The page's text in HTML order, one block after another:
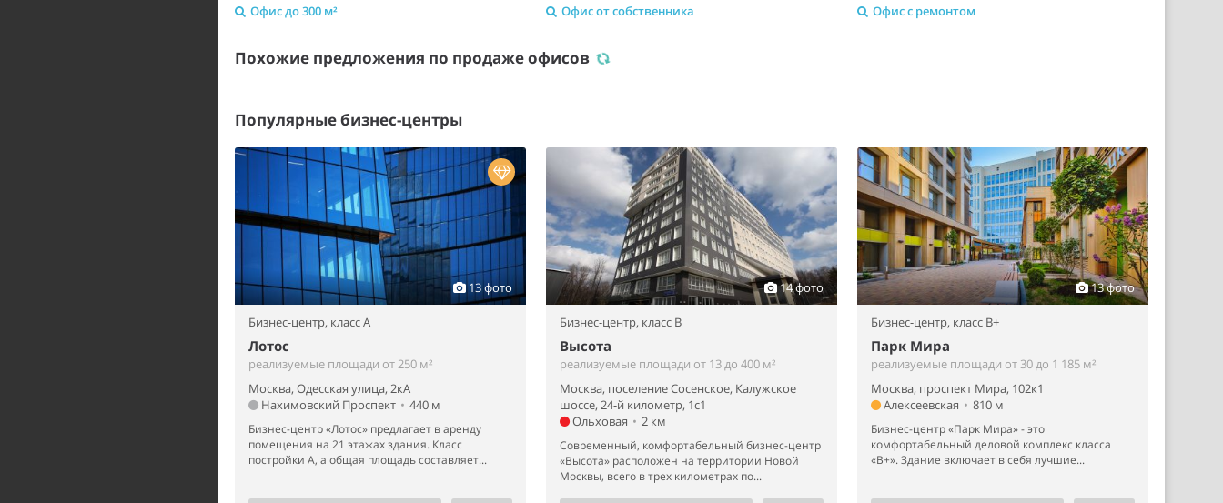
Офис до 300 м²
Офис от собственника Офис с ремонтом
Похожие предложения по продаже офисов
Популярные бизнес-центры
13 фото
Бизнес-центр, класс A
Лотос
реализуемые площади от 250 м²
Москва, Одесская улица, 2кА
Нахимовский Проспект • 440 м
Бизнес-центр «Лотос» предлагает в аренду
помещения на 21 этажах здания. Класс
постройки А, а общая площадь составляет...
14 фото
Бизнес-центр, класс B
Высота
реализуемые площади от 13 до 400 м²
Москва, поселение Сосенское, Калужское
шоссе, 24-й километр, 1с1
Ольховая • 2 км
Современный, комфортабельный бизнес-центр
«Высота» расположен на территории Новой
Москвы, всего в трех километрах по...
13 фото
Бизнес-центр, класс B+
Парк Мира
реализуемые площади от 30 до 1 185 м²
Москва, проспект Мира, 102к1
Алексеевская • 810 м
Бизнес-центр «Парк Мира» - это
комфортабельный деловой комплекс класса
«B+». Здание включает в себя лучшие...